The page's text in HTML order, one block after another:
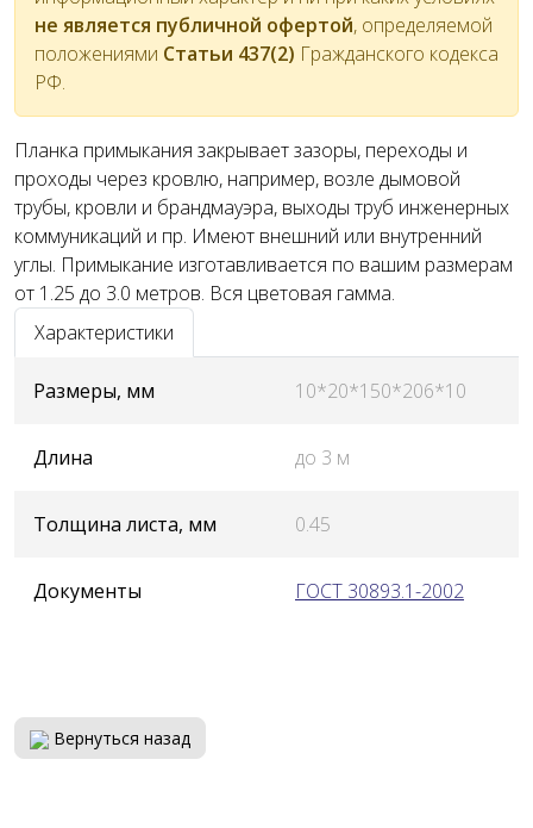
не является публичной офертой, определяемой
положениями Статьи 437(2) Гражданского кодекса
РФ.
Планка примыкания закрывает зазоры, переходы и
проходы через кровлю, например, возле дымовой
трубы, кровли и брандмауэра, выходы труб инженерных
коммуникаций и пр. Имеют внешний или внутренний
углы. Примыкание изготавливается по вашим размерам
от 1.25 до 3.0 метров. Вся цветовая гамма.
Характеристики
Размеры, мм 10*20*150*206*10
Длина до 3 м
Толщина листа, мм 0.45
Документы ГОСТ 30893.1-2002
Вернуться назад